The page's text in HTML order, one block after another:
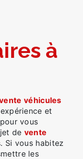
véhicules
et
vous
de vente
Si vous habitez
les